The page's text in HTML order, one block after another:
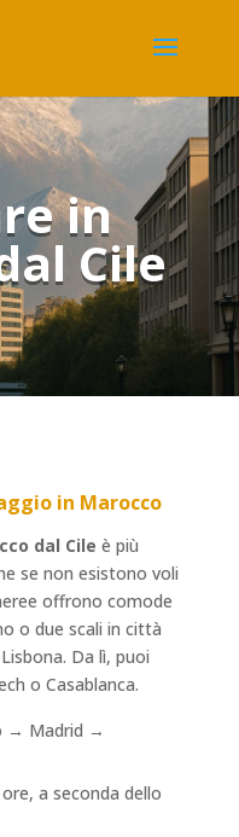
in
Cile
in Marocco
dal Cile è più
se non esistono voli
offrono comode
o due scali in città
Da lì, puoi
o Casablanca.
→ Madrid →
a seconda dello